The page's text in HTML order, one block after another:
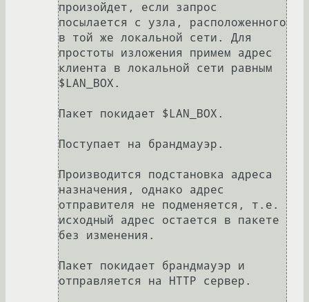
произойдет, если запрос
посылается с узла, расположенного
в той же локальной сети. Для
простоты изложения примем адрес
клиента в локальной сети равным
$LAN_BOX.
Пакет покидает $LAN_BOX.
Поступает на брандмауэр.
Производится подстановка адреса
назначения, однако адрес
отправителя не подменяется, т.е.
исходный адрес остается в пакете
без изменения.
Пакет покидает брандмауэр и
отправляется на HTTP сервер.